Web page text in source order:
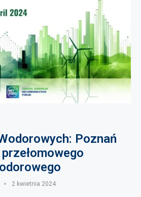
Poznań
2 kwietnia 2024